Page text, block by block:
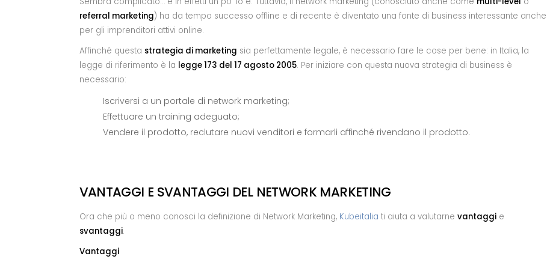
referral marketing) ha da tempo successo offline e di recente è diventato una fonte di business interessante anche
per gli imprenditori attivi online.
Affinché questa strategia di marketing sia perfettamente legale, è necessario fare le cose per bene: in Italia, la
legge di riferimento è la legge 173 del 17 agosto 2005. Per iniziare con questa nuova strategia di business è
necessario:
Iscriversi a un portale di network marketing;
Effettuare un training adeguato;
Vendere il prodotto, reclutare nuovi venditori e formarli affinché rivendano il prodotto.
VANTAGGI E SVANTAGGI DEL NETWORK MARKETING
Ora che più o meno conosci la definizione di Network Marketing, Kubeitalia ti aiuta a valutarne vantaggie
svantaggi.
Vantaggi